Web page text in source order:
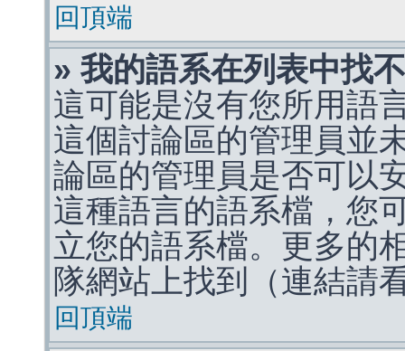
回頂端
» 我的語系在列表中找
這可能是沒有您所用語
這個討論區的管理員並
論區的管理員是否可以
這種語言的語系檔，您
立您的語系檔。更多的
隊網站上找到（連結請
回頂端